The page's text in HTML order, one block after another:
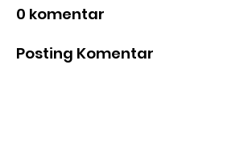
0 komentar
Posting Komentar